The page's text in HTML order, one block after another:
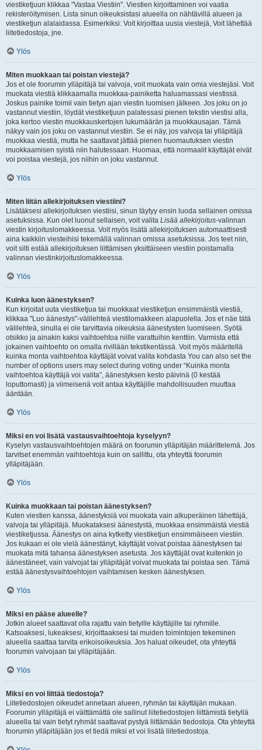
viestiketjuun klikkaa "Vastaa Viestiin". Viestien kirjoittaminen voi vaatia
rekisteröitymisen. Lista sinun oikeuksistasi alueella on nähtävillä alueen ja
viestiketjun alalaidassa. Esimerkiksi: Voit kirjoittaa uusia viestejä, Voit lähettää
liitetiedostoja, jne.
Ylös
Miten muokkaan tai poistan viestejä?
Jos et ole foorumin ylläpitäjä tai valvoja, voit muokata vain omia viestejäsi. Voit
muokata viestiä klikkaamalla muokkaa-painiketta haluamassasi viestissä.
Joskus painike toimii vain tietyn ajan viestin luomisen jälkeen. Jos joku on jo
vastannut viestiin, löydät viestiketjuun palatessasi pienen tekstin viestisi alla,
joka kertoo viestin muokkauskertojen lukumäärän ja muokkausajan. Tämä
näkyy vain jos joku on vastannut viestiin. Se ei näy, jos valvoja tai ylläpitäjä
muokkaa viestiä, mutta he saattavat jättää pienen huomautuksen viestin
muokkaamisen syistä niin halutessaan. Huomaa, että normaalit käyttäjät eivät
voi poistaa viestejä, jos niihin on joku vastannut.
Ylös
Miten liitän allekirjoituksen viestiini?
Lisätäksesi allekirjoituksen viestiisi, sinun täytyy ensin luoda sellainen omissa
asetuksissa. Kun olet luonut sellaisen, voit valita Lisää allekirjoitus-valinnan
viestin kirjoituslomakkeessa. Voit myös lisätä allekirjoituksen automaattisesti
aina kaikkiin viesteihisi tekemällä valinnan omissa asetuksissa. Jos teet niin,
voit silti estää allekirjoituksen liittämisen yksittäiseen viestiin poistamalla
valinnan viestinkirjoituslomakkeessa.
Ylös
Kuinka luon äänestyksen?
Kun kirjoitat uuta viestiketjua tai muokkaat viestiketjun ensimmäistä viestiä,
klikkaa "Luo äänestys"-välilehteä viestilomakkeen alapuolella. Jos et näe tätä
välilehteä, sinulla ei ole tarvittavia oikeuksia äänestysten luomiseen. Syötä
otsikko ja ainakin kaksi vaihtoehtoa niille varattuihin kenttiin. Varmista että
jokainen vaihtoehto on omalla rivillään tekstikentässä. Voit myös määritellä
kuinka monta vaihtoehtoa käyttäjät voivat valita kohdasta You can also set the
number of options users may select during voting under “Kuinka monta
vaihtoehtoa käyttäjä voi valita”, äänestyksen kesto päivinä (0 kestää
loputtomasti) ja viimeisenä voit antaa käyttäjille mahdollisuuden muuttaa
ääntään.
Ylös
Miksi en voi lisätä vastausvaihtoehtoja kyselyyn?
Kyselyn vastausvaihtoehtojen määrä on foorumin ylläpitäjän määrittelemä. Jos
tarvitset enemmän vaihtoehtoja kuin on sallittu, ota yhteyttä foorumin
ylläpitäjään.
Ylös
Kuinka muokkaan tai poistan äänestyksen?
Kuten viestien kanssa, äänestyksiä voi muokata vain alkuperäinen lähettäjä,
valvoja tai ylläpitäjä. Muokataksesi äänestystä, muokkaa ensimmäistä viestiä
viestiketjussa. Äänestys on aina kytketty viestiketjun ensimmäiseen viestiin.
Jos kukaan ei ole vielä äänestänyt, käyttäjät voivat poistaa äänestyksen tai
muokata mitä tahansa äänestyksen asetusta. Jos käyttäjät ovat kuitenkin jo
äänestäneet, vain valvojat tai ylläpitäjät voivat muokata tai poistaa sen. Tämä
estää äänestysvaihtoehtojen vaihtamisen kesken äänestyksen.
Ylös
Miksi en pääse alueelle?
Jotkin alueet saattavat olla rajattu vain tietyille käyttäjille tai ryhmille.
Katsoaksesi, lukeaksesi, kirjoittaaksesi tai muiden toimintojen tekeminen
alueella saattaa tarvita erikoisoikeuksia. Jos haluat oikeudet, ota yhteyttä
foorumin valvojaan tai ylläpitäjään.
Ylös
Miksi en voi liittää tiedostoja?
Liitetiedostojen oikeudet annetaan alueen, ryhmän tai käyttäjän mukaan.
Foorumin ylläpitäjä ei välttämättä ole sallinut liitetiedostojen liittämistä tietyllä
alueella tai vain tietyt ryhmät saattavat pystyä liittämään tiedostoja. Ota yhteyttä
foorumin ylläpitäjään jos et tiedä miksi et voi lisätä liitetiedostoja.